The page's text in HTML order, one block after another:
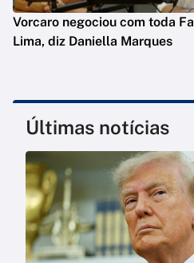
Vorcaro negociou com toda
Lima, diz Daniella Marques
Últimas notícias